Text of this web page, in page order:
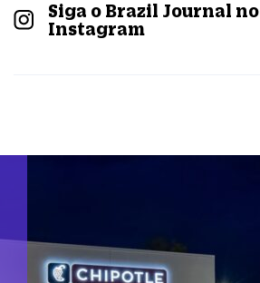
Siga o Brazil Journal no
Instagram